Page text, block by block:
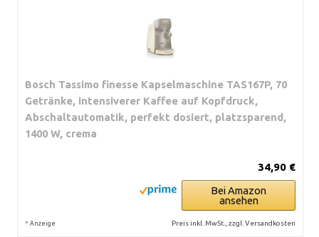
Bosch Tassimo finesse Kapselmaschine TAS167P, 70
Getränke, intensiverer Kaffee auf Kopfdruck,
Abschaltautomatik, perfekt dosiert, platzsparend,
1400 W, crema
34,90 €
Bei Amazon
ansehen
* Anzeige Preis inkl. MwSt., zzgl. Versandkosten